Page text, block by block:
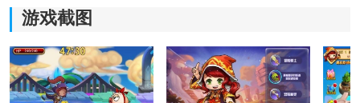
无论是新手还是老玩家都能轻松上手。
游戏截图